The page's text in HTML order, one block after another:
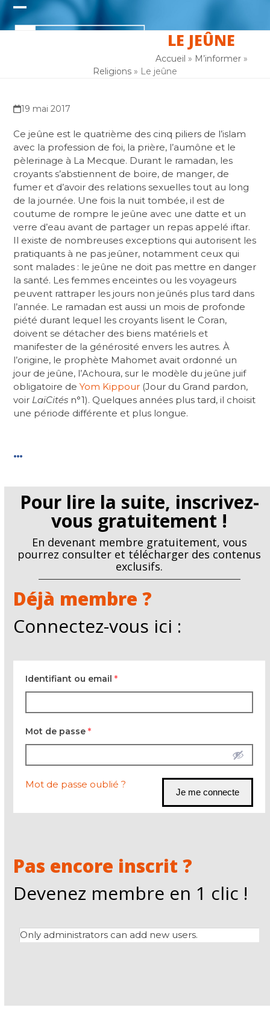
Skip
content
Open
Close
LE JEÛNE
Accueil » M’informer»
Religions » Le jeûne
19 mai 2017
Ce jeûne est le quatrième des cinq piliers de l’islam
avec la profession de foi, la prière, l’aumône et le
pèlerinage à La Mecque. Durant le ramadan, les
croyants s’abstiennent de boire, de manger, de
fumer et d’avoir des relations sexuelles tout au long
de la journée. Une fois la nuit tombée, il est de
coutume de rompre le jeûne avec une datte et un
verre d’eau avant de partager un repas appelé iftar.
Il existe de nombreuses exceptions qui autorisent les
pratiquants à ne pas jeûner, notamment ceux qui
sont malades : le jeûne ne doit pas mettre en danger
la santé. Les femmes enceintes ou les voyageurs
peuvent rattraper les jours non jeûnés plus tard dans
l’année. Le ramadan est aussi un mois de profonde
piété durant lequel les croyants lisent le Coran,
doivent se détacher des biens matériels et
manifester de la générosité envers les autres. À
l’origine, le prophète Mahomet avait ordonné un
jour de jeûne, l’Achoura, sur le modèle du jeûne juif
obligatoire deYom Kippour (Jour du Grand pardon,
voir LaïCités n°1). Quelques années plus tard, il choisit
une période différente et plus longue.
…
Pour lire la suite, inscrivez-
vous gratuitement !
En devenant membre gratuitement, vous
pourrez consulter et télécharger des contenus
exclusifs.
Déjà membre ?
Connectez-vous ici :
Identifiant ou email*
Mot de passe*
Mot de passe oublié ?
Pas encore inscrit ?
Devenez membre en 1 clic !
Only administrators can add new users.